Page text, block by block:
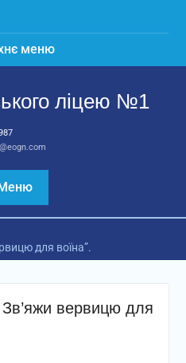
меню
ліцею №1
для воїна”.
Зв’яжи вервицю для